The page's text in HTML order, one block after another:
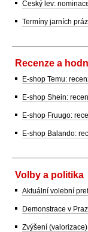
Český lev:
Termíny jarních
Recenze a
E-shop Temu:
E-shop Shein:
E-shop Fruugo:
E-shop Balando:
Volby a politika
Aktuální volební
Demonstrace v
Zvýšení